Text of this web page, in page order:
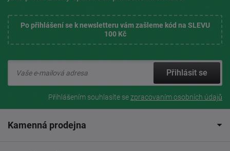
Po přihlášení se k newsletteru vám zašleme kód na SLEVU
100 Kč
Přihlásit se
Přihlášením souhlasíte sezpracovaním osobních údajů
Kamenná prodejna